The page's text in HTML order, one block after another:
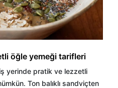
öğle yemeği tarifleri
yerinde pratik ve lezzetli
Ton balıklı sandviçten